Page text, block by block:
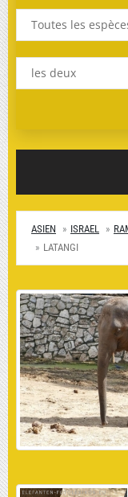
Toutes les
les deux
ASIEN ISRAEL
LATANGI